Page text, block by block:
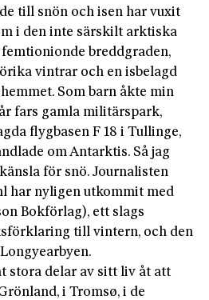
till snön och isen har vuxit
i den inte särskilt arktiska
breddgraden,
vintrar och en isbelagd
Som barn åkte min
fars gamla militärspark,
flygbasen F 18 i Tullinge,
om Antarktis. Så jag
för snö. Journalisten
har nyligen utkommit med
Bokförlag), ett slags
till vintern, och den
stora delar av sitt liv åt att
i Tromsø, i de